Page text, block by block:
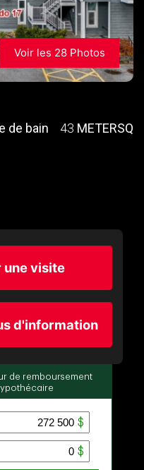
Voir les 28 Photos
de bain 43 METERSQ
une visite
d'information